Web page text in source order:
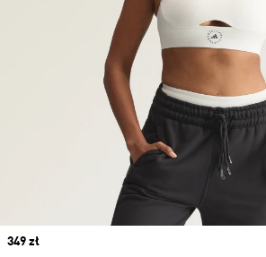
Price
349 zł